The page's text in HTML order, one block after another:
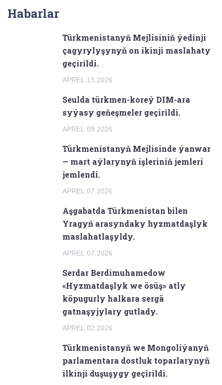
Habarlar
Türkmenistanyň Mejlisiniň ýedinji
çagyrylyşynyň on ikinji maslahaty
geçirildi.
APREL.13.2026
Seulda türkmen-koreý DIM-ara
syýasy geňeşmeler geçirildi.
APREL.09.2026
Türkmenistanyň Mejlisinde ýanwar
— mart aýlarynyň işleriniň jemleri
jemlendi.
APREL.07.2026
Aşgabatda Türkmenistan bilen
Yragyň arasyndaky hyzmatdaşlyk
maslahatlaşyldy.
APREL.07.2026
Serdar Berdimuhamedow
«Hyzmatdaşlyk we ösüş» atly
köpugurly halkara sergä
gatnaşyjylary gutlady.
APREL.02.2026
Türkmenistanyň we Mongoliýanyň
parlamentara dostluk toparlarynyň
ilkinji duşuşygy geçirildi.